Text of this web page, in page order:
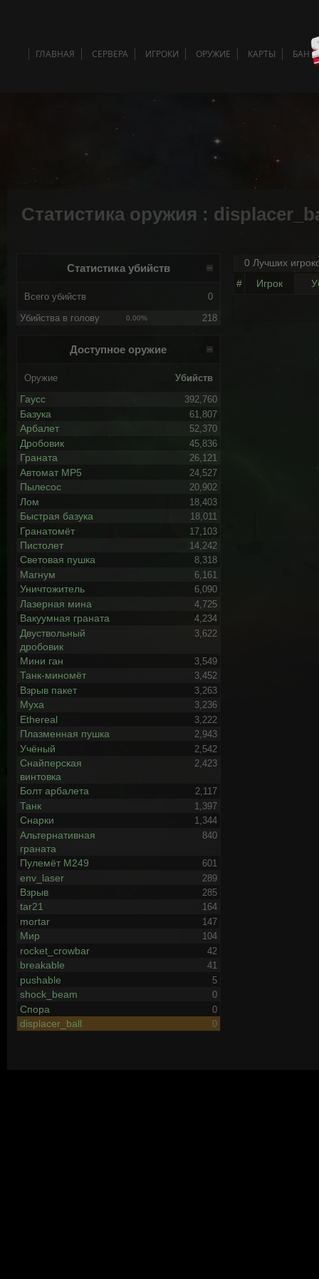
ГЛАВНАЯ СЕРВЕРА ИГРОКИ ОРУЖИЕ КАРТЫ БАН
Статистика оружия :
Статистика убийств
Всего убийств 0
Убийства в голову 0.00% 218
Доступное оружие
Оружие Убийств
Гаусс 392,760
Базука 61,807
Арбалет 52,370
Дробовик 45,836
Граната 26,121
Автомат MP5 24,527
Пылесос 20,902
Лом 18,403
Быстрая базука 18,011
Гранатомёт 17,103
Пистолет 14,242
Световая пушка 8,318
Магнум 6,161
Уничтожитель 6,090
Лазерная мина 4,725
Вакуумная граната 4,234
Двуствольный
дробовик
3,622
Мини ган 3,549
Танк-миномёт 3,452
Взрыв пакет 3,263
Муха 3,236
Ethereal 3,222
Плазменная пушка 2,943
Учёный 2,542
Снайперская
винтовка
2,423
Болт арбалета 2,117
Танк 1,397
Снарки 1,344
Альтернативная
граната
840
Пулемёт М249 601
env_laser 289
Взрыв 285
tar21 164
mortar 147
Мир 104
rocket_crowbar 42
breakable 41
pushable 5
shock_beam 0
Спора 0
displacer_ball 0
0 Лучших
#
Игрок